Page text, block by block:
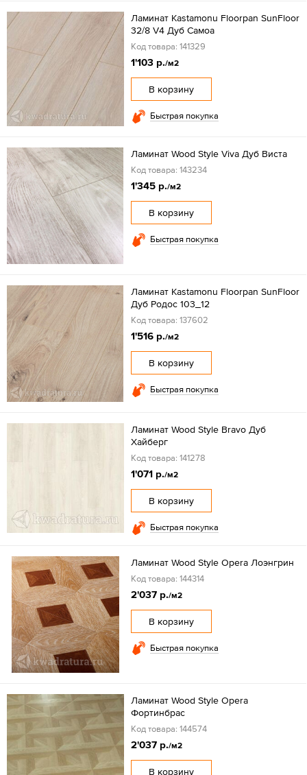
Ламинат Kastamonu Floorpan SunFloor
32/8 V4 Дуб Самоа
Код товара: 141329
1'103 р./м2
В корзину
Быстрая покупка
Ламинат Wood Style Viva Дуб Виста
Код товара: 143234
1'345 р./м2
В корзину
Быстрая покупка
Ламинат Kastamonu Floorpan SunFloor
Дуб Родос 103_12
Код товара: 137602
1'516 р./м2
В корзину
Быстрая покупка
Ламинат Wood Style Bravo Дуб
Хайберг
Код товара: 141278
1'071 р./м2
В корзину
Быстрая покупка
Ламинат Wood Style Opera Лоэнгрин
Код товара: 144314
2'037 р./м2
В корзину
Быстрая покупка
Ламинат Wood Style Opera
Фортинбрас
Код товара: 144574
2'037 р./м2
В корзину